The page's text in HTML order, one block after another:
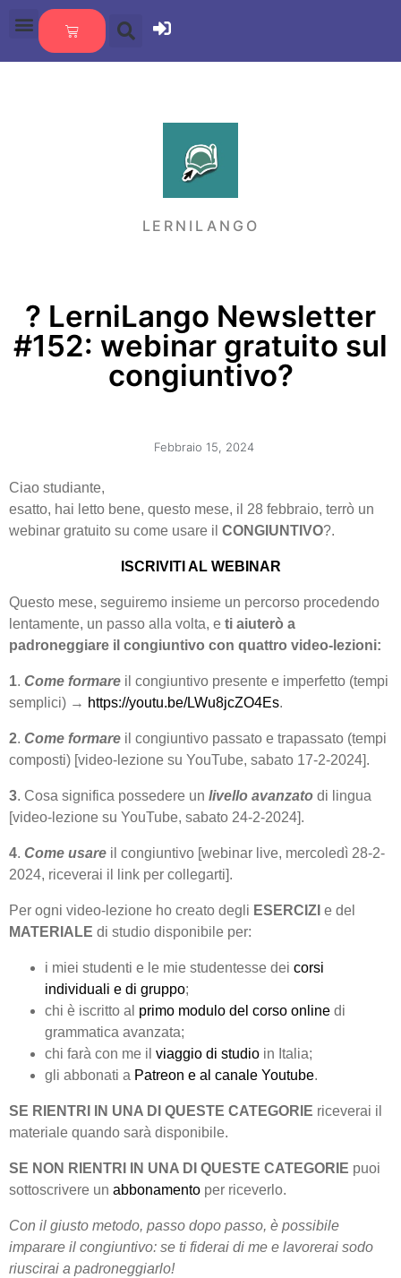
LERNILANGO
?️ LerniLango Newsletter
#152: webinar gratuito sul
congiuntivo?
Febbraio 15, 2024
Ciao studiante,
esatto, hai letto bene, questo mese, il 28 febbraio, terrò un
webinar gratuito su come usare il CONGIUNTIVO?.
ISCRIVITI AL WEBINAR
Questo mese, seguiremo insieme un percorso procedendo
lentamente, un passo alla volta, e ti aiuterò a
padroneggiare il congiuntivo con quattro video-lezioni:
1. Come formare il congiuntivo presente e imperfetto (tempi
semplici) → https://youtu.be/LWu8jcZO4Es.
2. Come formare il congiuntivo passato e trapassato (tempi
composti) [video-lezione su YouTube, sabato 17-2-2024].
3. Cosa significa possedere un livello avanzato di lingua
[video-lezione su YouTube, sabato 24-2-2024].
4. Come usare il congiuntivo [webinar live, mercoledì 28-2-
2024, riceverai il link per collegarti].
Per ogni video-lezione ho creato degli ESERCIZI e del
MATERIALE di studio disponibile per:
i miei studenti e le mie studentesse dei corsi
individuali e di gruppo;
chi è iscritto al primo modulo del corso online di
grammatica avanzata;
chi farà con me il viaggio di studio in Italia;
gli abbonati a Patreon e al canale Youtube.
SE RIENTRI IN UNA DI QUESTE CATEGORIE riceverai il
materiale quando sarà disponibile.
SE NON RIENTRI IN UNA DI QUESTE CATEGORIE puoi
sottoscrivere un abbonamento per riceverlo.
Con il giusto metodo, passo dopo passo, è possibile
imparare il congiuntivo: se ti fiderai di me e lavorerai sodo
riuscirai a padroneggiarlo!